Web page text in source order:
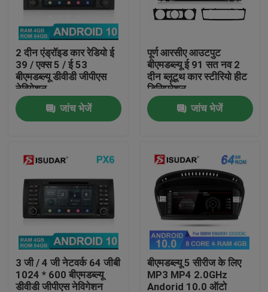
हमारे बारे में
कारखाना भ्रमण
गुणवत्ता नियंत्रण
मामलों
एक उद्धरण का अनुरोध करें
Shopping
2 दीन एंड्रॉइड कार रेडियो ई
39 / एक्स 5 / ई 53
बीएमडब्ल्यू डीवीडी जीपीएस
नेविगेशन
जांच भेजें
पूर्ण आरसीए आउटपुट
बीएमडब्ल्यू ई 91 सत नव 2
दीन ब्लूटूथ कार स्टीरियो हीट
डिसिप्रेशन
जांच भेजें
3 जी / 4 जी नेटवर्क 64 जीबी
1024 * 600 बीएमडब्ल्यू
डीवीडी जीपीएस नेविगेशन
बीएमडब्ल्यू 5 सीरीज के लिए
MP3 MP4 2.0GHz
Andorid 10.0 ऑटो